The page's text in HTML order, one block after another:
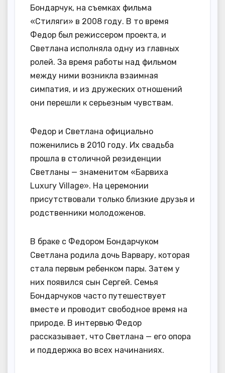
Бондарчук, на съемках фильма
«Стиляги» в 2008 году. В то время
Федор был режиссером проекта, и
Светлана исполняла одну из главных
ролей. За время работы над фильмом
между ними возникла взаимная
симпатия, и из дружеских отношений
они перешли к серьезным чувствам.
Федор и Светлана официально
поженились в 2010 году. Их свадьба
прошла в столичной резиденции
Светланы — знаменитом «Барвиха
Luxury Village». На церемонии
присутствовали только близкие друзья и
родственники молодоженов.
В браке с Федором Бондарчуком
Светлана родила дочь Варвару, которая
стала первым ребенком пары. Затем у
них появился сын Сергей. Семья
Бондарчуков часто путешествует
вместе и проводит свободное время на
природе. В интервью Федор
рассказывает, что Светлана — его опора
и поддержка во всех начинаниях.